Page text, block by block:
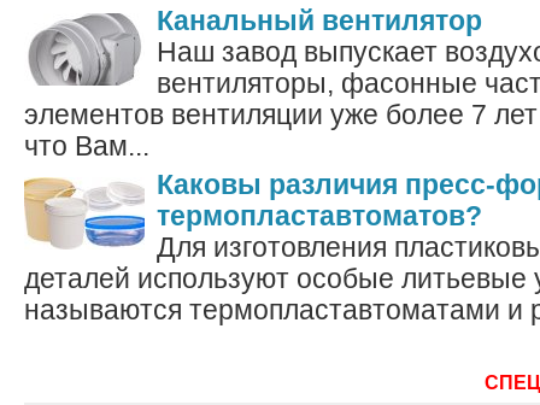
Канальный вентилятор
Наш завод выпускает
вентиляторы, фасонные
элементов вентиляции уже более 7
что Вам...
Каковы различия пресс-
термопластавтоматов?
Для изготовления
деталей используют особые литьевые
называются термопластавтоматами и